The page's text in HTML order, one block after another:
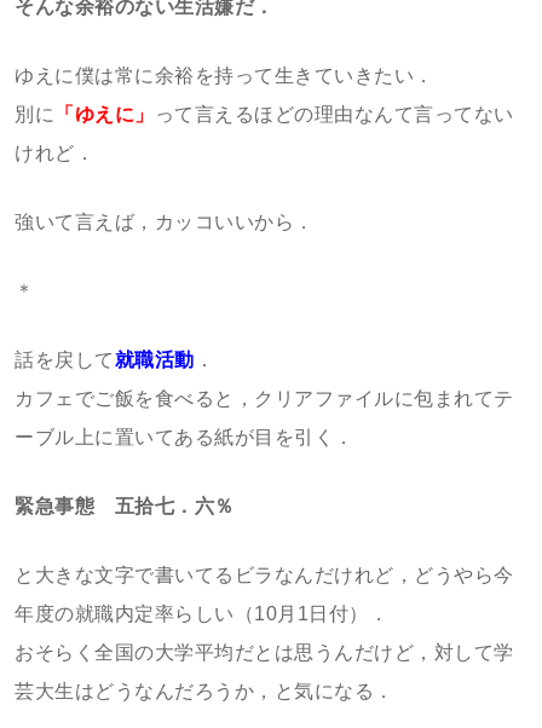
そんな余裕のない生活嫌だ．
ゆえに僕は常に余裕を持って生きていきたい．
別に
「ゆえに」
って言えるほどの理由なんて言ってない
けれど．
強いて言えば，カッコいいから．
＊
話を戻して就職活動 ．
カフェでご飯を食べると，クリアファイルに包まれてテ
ーブル上に置いてある紙が目を引く．
緊急事態 五拾七．六％
と大きな文字で書いてるビラなんだけれど，どうやら今
年度の就職内定率らしい（10月1日付）．
おそらく全国の大学平均だとは思うんだけど，対して学
芸大生はどうなんだろうか，と気になる．